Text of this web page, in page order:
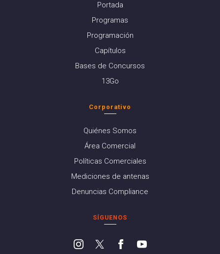
Portada
Programas
Programación
Capítulos
Bases de Concursos
13Go
Corporativo
Quiénes Somos
Área Comercial
Políticas Comerciales
Mediciones de antenas
Denuncias Compliance
SÍGUENOS